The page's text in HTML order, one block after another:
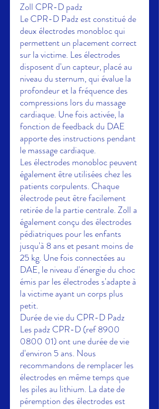
Zoll CPR-D padz
Le CPR-D Padz est constitué de
deux électrodes monobloc qui
permettent un placement correct
sur la victime. Les électrodes
disposent d'un capteur, placé au
niveau du sternum, qui évalue la
profondeur et la fréquence des
compressions lors du massage
cardiaque. Une fois activée, la
fonction de feedback du DAE
apporte des instructions pendant
le massage cardiaque.
Les électrodes monobloc peuvent
également être utilisées chez les
patients corpulents. Chaque
électrode peut être facilement
retirée de la partie centrale. Zoll a
également conçu des électrodes
pédiatriques pour les enfants
jusqu'à 8 ans et pesant moins de
25 kg. Une fois connectées au
DAE, le niveau d'énergie du choc
émis par les électrodes s'adapte à
la victime ayant un corps plus
petit.
Durée de vie du CPR-D Padz
Les padz CPR-D (ref 8900
0800 01) ont une durée de vie
d'environ 5 ans. Nous
recommandons de remplacer les
électrodes en même temps que
les piles au lithium. La date de
péremption des électrodes est